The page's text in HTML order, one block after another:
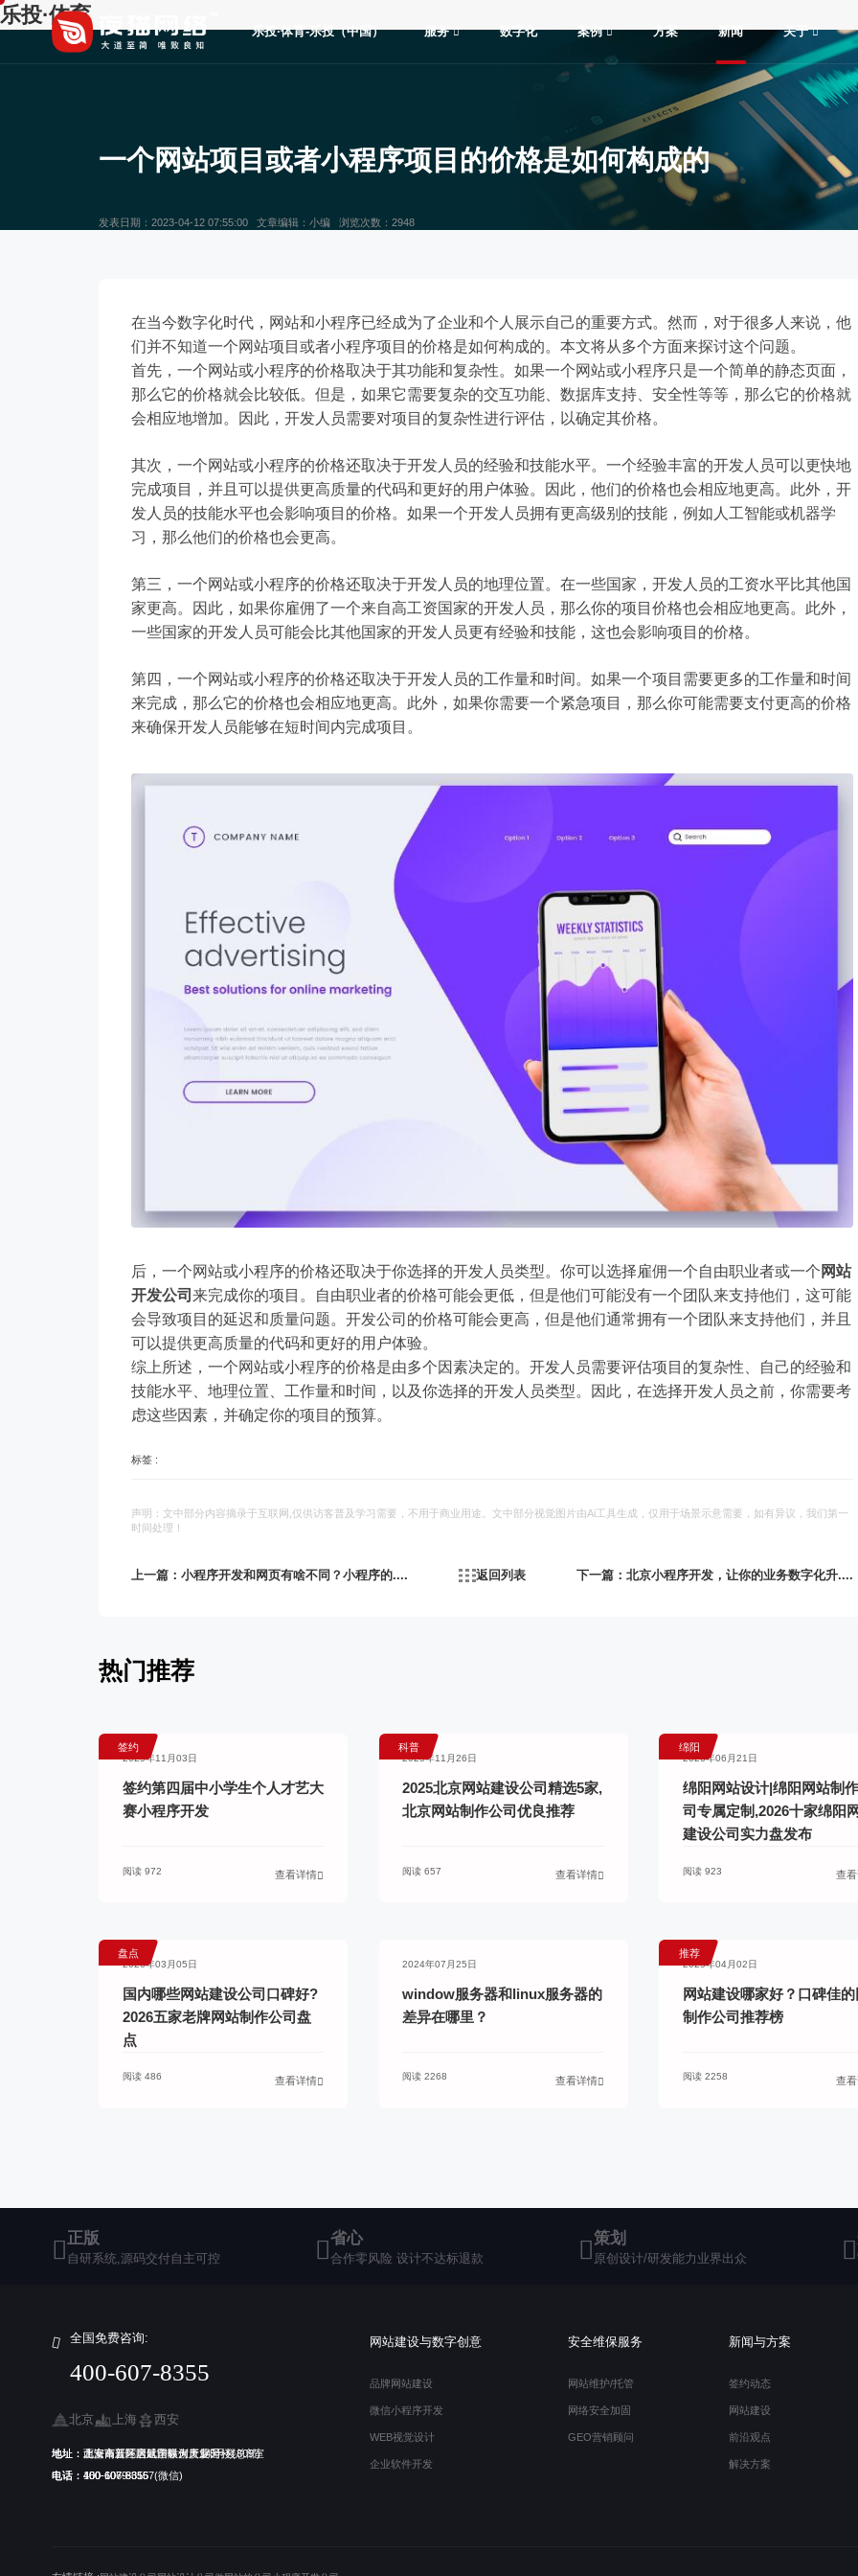
乐投·体育
乐投·体育-乐投（中国） 服务 数字化 案例 方案 新闻 关于
勤于沟通 微于细节
Hi，能找到这里，所以我们只解决问题，不解释问题！
400-607-8355 150-1069-6167
一个网站项目或者小程序项目的价格是如何构成的
发表日期：2023-04-12 07:55:00 文章编辑：小编 浏览次数：2948
在当今数字化时代，网站和小程序已经成为了企业和个人展示自己的重要方式。然而，对于很多人来说，他
们并不知道一个网站项目或者小程序项目的价格是如何构成的。本文将从多个方面来探讨这个问题。
首先，一个网站或小程序的价格取决于其功能和复杂性。如果一个网站或小程序只是一个简单的静态页面，
那么它的价格就会比较低。但是，如果它需要复杂的交互功能、数据库支持、安全性等等，那么它的价格就
会相应地增加。因此，开发人员需要对项目的复杂性进行评估，以确定其价格。
其次，一个网站或小程序的价格还取决于开发人员的经验和技能水平。一个经验丰富的开发人员可以更快地
完成项目，并且可以提供更高质量的代码和更好的用户体验。因此，他们的价格也会相应地更高。此外，开
发人员的技能水平也会影响项目的价格。如果一个开发人员拥有更高级别的技能，例如人工智能或机器学
习，那么他们的价格也会更高。
第三，一个网站或小程序的价格还取决于开发人员的地理位置。在一些国家，开发人员的工资水平比其他国
家更高。因此，如果你雇佣了一个来自高工资国家的开发人员，那么你的项目价格也会相应地更高。此外，
一些国家的开发人员可能会比其他国家的开发人员更有经验和技能，这也会影响项目的价格。
第四，一个网站或小程序的价格还取决于开发人员的工作量和时间。如果一个项目需要更多的工作量和时间
来完成，那么它的价格也会相应地更高。此外，如果你需要一个紧急项目，那么你可能需要支付更高的价格
来确保开发人员能够在短时间内完成项目。
后，一个网站或小程序的价格还取决于你选择的开发人员类型。你可以选择雇佣一个自由职业者或一个 网站
开发公司 来完成你的项目。自由职业者的价格可能会更低，但是他们可能没有一个团队来支持他们，这可能
会导致项目的延迟和质量问题。开发公司的价格可能会更高，但是他们通常拥有一个团队来支持他们，并且
可以提供更高质量的代码和更好的用户体验。
综上所述，一个网站或小程序的价格是由多个因素决定的。开发人员需要评估项目的复杂性、自己的经验和
技能水平、地理位置、工作量和时间，以及你选择的开发人员类型。因此，在选择开发人员之前，你需要考
虑这些因素，并确定你的项目的预算。
标签 :
声明：文中部分内容摘录于互联网,仅供访客普及学习需要，不用于商业用途。文中部分视觉图片由Ai工具生成，仅用于场景示意需要，如有异议，我们第一
时间处理！
上一篇：小程序开发和网页有啥不同？小程序的.... 返回列表 下一篇：北京小程序开发，让你的业务数字化升....
热门推荐
签约
2025年11月03日
签约第四届中小学生个人才艺大
赛小程序开发
阅读 972 查看详情
科普
2025年11月26日
2025北京网站建设公司精选5家,
北京网站制作公司优良推荐
阅读 657 查看详情
绵阳
2026年06月21日
绵阳网站设计|绵阳网站制
司专属定制,2026十家绵阳
建设公司实力盘发布
阅读 923 查
盘点
2026年03月05日
国内哪些网站建设公司口碑好?
2026五家老牌网站制作公司盘
点
阅读 486 查看详情
2024年07月25日
window服务器和linux服务器的
差异在哪里？
阅读 2268 查看详情
推荐
2025年04月02日
网站建设哪家好？口碑佳
制作公司推荐榜
阅读 2258 查
正版
自研系统,源码交付自主可控
省心
合作零风险 设计不达标退款
策划
原创设计/研发能力业界出众
全国免费咨询:
400-607-8355
北京 上海 西安
地址：北京南五环启航国际大厦14号楼(总部)
电话：150-1069-6167(微信)
地址：上海市普陀区武宁联创大厦5号楼809室
电话：400-607-8355
地址：西安高新区唐延路银河产业园
电话：400-607-8355
网站建设与数字创意
品牌网站建设
微信小程序开发
WEB视觉设计
企业软件开发
安全维保服务
网站维护/托管
网络安全加固
GEO营销顾问
新闻与方案
签约动态
网站建设
前沿观点
解决方案